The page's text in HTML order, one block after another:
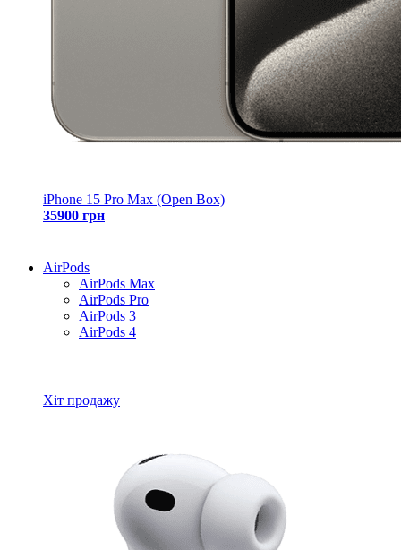
iPhone 15 Pro Max (Open Box)
35900 грн
AirPods
AirPods Max
AirPods Pro
AirPods 3
AirPods 4
Хіт продажу